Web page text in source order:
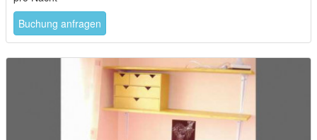
Buchung anfragen